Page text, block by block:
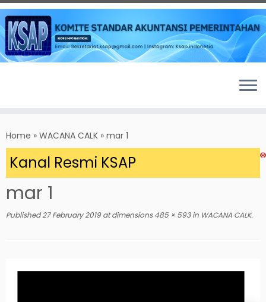
to
content
Home » WACANA CALK » mar 1
Resmi KSAP
mar 1
Published27 February 2019at dimensions485 × 593in WACANA CALK.